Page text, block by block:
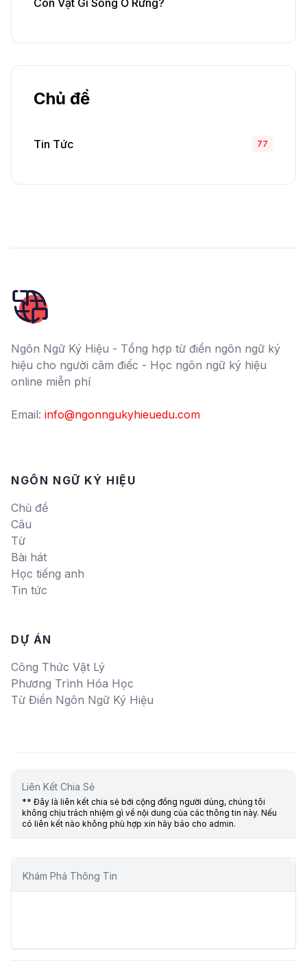
Con Vật Gì Sống Ở Rừng?
Chủ đề
Tin Tức 77
Ngôn Ngữ Ký Hiệu - Tổng hợp từ điển ngôn ngữ ký
hiệu cho người câm điếc - Học ngôn ngữ ký hiệu
online miễn phí
Email: info@ngonngukyhieuedu.com
NGÔN NGỮ KÝ HIỆU
Chủ đề
Câu
Từ
Bài hát
Học tiếng anh
Tin tức
DỰ ÁN
Công Thức Vật Lý
Phương Trình Hóa Học
Từ Điển Ngôn Ngữ Ký Hiệu
Liên Kết Chia Sẻ
** Đây là liên kết chia sẻ bới cộng đồng người dùng, chúng tôi
không chịu trách nhiệm gì về nội dung của các thông tin này. Nếu
có liên kết nào không phù hợp xin hãy báo cho admin.
Khám Phá Thông Tin